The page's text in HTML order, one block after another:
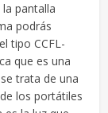
pantalla
podrás
tipo CCFL-
que es una
trata de una
los portátiles